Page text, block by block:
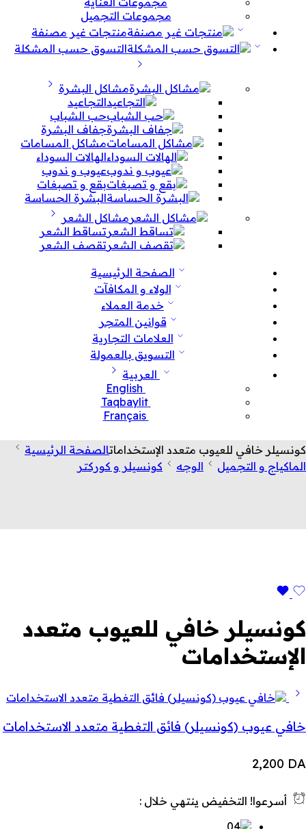
مجموعات التجميل
منتجات غير مصنفة
التسوق حسب المشكلة
مشاكل البشرة
التجاعيد
حب الشباب
جفاف البشرة
مشاكل المسامات
الهالات السوداء
عيوب و ندوب
بقع و تصبغات
البشرة الحساسة
مشاكل الشعر
تساقط الشعر
تقصف الشعر
الصفحة الرئيسية
الولاء و المكافآت
خدمة العملاء
قوانين المتجر
العلامات التجارية
التسويق بالعمولة
العربية
English
Taqbaylit
Français
كونسيلر خافي للعيوب متعدد الإستخداماتالصفحة الرئيسية
الماكياج و التجميل
الوجه كونسيلر و كوركتر
كونسيلر خافي للعيوب متعدد
الإستخدامات
خافي عيوب (كونسيلر) فائق التغطية متعدد الاستخدامات
2,200 DA
أسرعوا! التخفيض ينتهي خلال :